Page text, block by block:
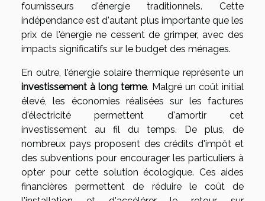
fournisseurs d'énergie traditionnels. Cette
indépendance est d'autant plus importante que les
prix de l'énergie ne cessent de grimper, avec des
impacts significatifs sur le budget des ménages.
En outre, l'énergie solaire thermique représente un
investissement à long terme. Malgré un coût initial
élevé, les économies réalisées sur les factures
d'électricité permettent d'amortir cet
investissement au fil du temps. De plus, de
nombreux pays proposent des crédits d'impôt et
des subventions pour encourager les particuliers à
opter pour cette solution écologique. Ces aides
financières permettent de réduire le coût de